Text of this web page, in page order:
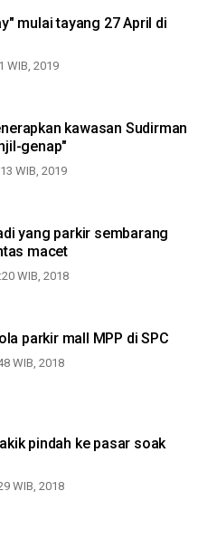
mulai tayang 27 April di
WIB, 2019
kawasan Sudirman
genap"
WIB, 2019
yang parkir sembarang
macet
WIB, 2018
parkir mall MPP di SPC
WIB, 2018
pindah ke pasar soak
WIB, 2018